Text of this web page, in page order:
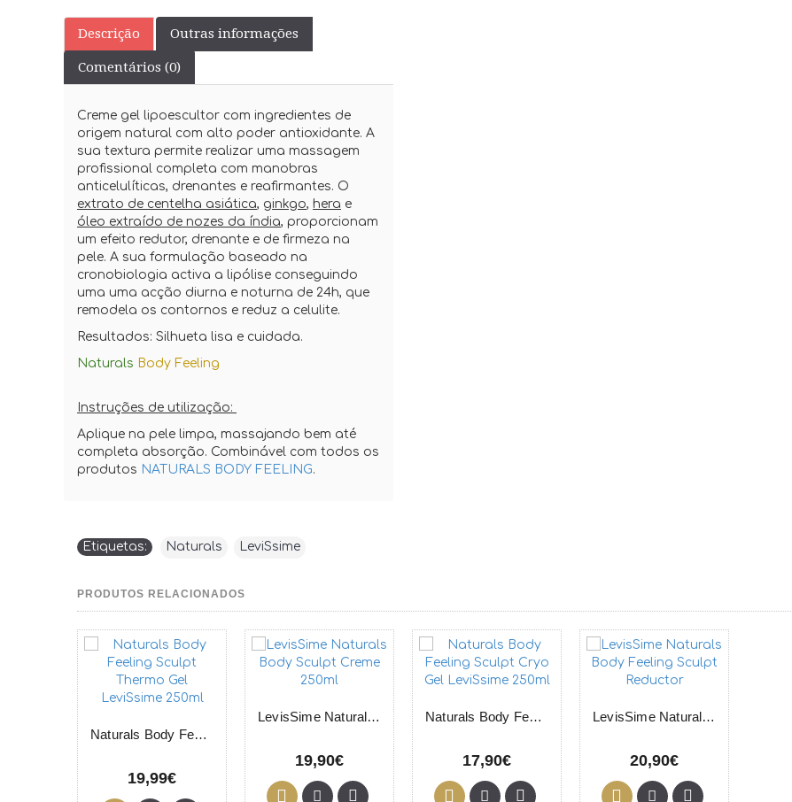
Descrição Outras informações
Comentários (0)
Creme gel lipoescultor com ingredientes de
origem natural com alto poder antioxidante. A
sua textura permite realizar uma massagem
profissional completa com manobras
anticelulíticas, drenantes e reafirmantes. O
extrato de centelha asiática, ginkgo, hera e
óleo extraído de nozes da índia, proporcionam
um efeito redutor, drenante e de firmeza na
pele. A sua formulação baseado na
cronobiologia activa a lipólise conseguindo
uma uma acção diurna e noturna de 24h, que
remodela os contornos e reduz a celulite.
Resultados: Silhueta lisa e cuidada.
Naturals Body Feeling
Instruções de utilização:
Aplique na pele limpa, massajando bem até
completa absorção. Combinável com todos os
produtos NATURALS BODY FEELING.
Etiquetas: Naturals LeviSsime
PRODUTOS RELACIONADOS
Naturals Body Feeling Sculpt Thermo Gel LeviSsime 250ml
19,99€
LevisSime Naturals Body Sculpt Creme 250ml
19,90€
Naturals Body Feeling Sculpt Cryo Gel LeviSsime 250ml
17,90€
LevisSime Naturals Body Feeling Sculpt Reductor
20,90€